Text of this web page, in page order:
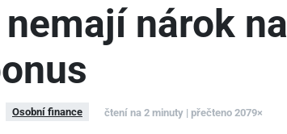
nárok na
Osobní finance čtení na 2 minuty | přečteno 2079×